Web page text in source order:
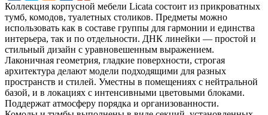
Коллекция корпусной мебели Licata состоит из прикроватных
тумб, комодов, туалетных столиков. Предметы можно
использовать как в составе группы для гармонии и единства
интерьера, так и по отдельности. ДНК линейки — простой и
стильный дизайн с уравновешенным выражением.
Лаконичная геометрия, гладкие поверхности, строгая
архитектура делают модели подходящими для разных
пространств и стилей. Уместны в помещениях с нейтральной
базой, и в локациях с интенсивными цветовыми блоками.
Поддержат атмосферу порядка и организованности.